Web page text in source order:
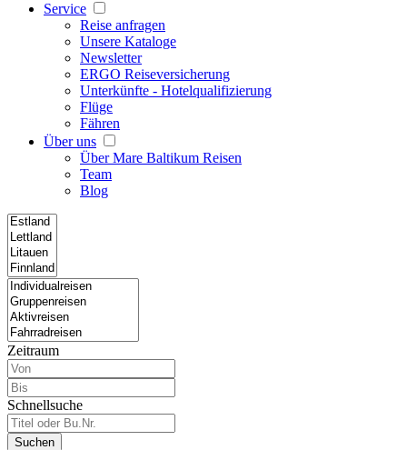
Service
Reise anfragen
Unsere Kataloge
Newsletter
ERGO Reiseversicherung
Unterkünfte - Hotelqualifizierung
Flüge
Fähren
Über uns
Über Mare Baltikum Reisen
Team
Blog
Zeitraum
Schnellsuche
Suchen